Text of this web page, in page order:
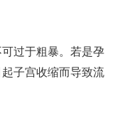
过于粗暴。若是孕
子宫收缩而导致流